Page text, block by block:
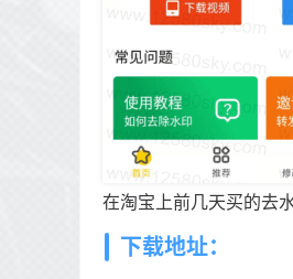
在淘宝上前几天买的去
下载地址：